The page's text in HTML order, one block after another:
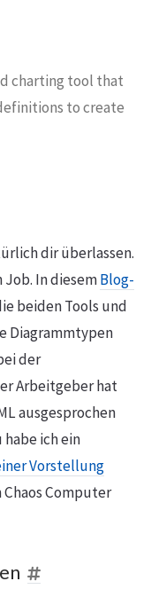
charting tool that
to create
dir überlassen.
Job. In diesemBlog-
beiden Tools und
Diagrammtypen
der
Arbeitgeber hat
ausgesprochen
habe ich ein
Vorstellung
Chaos Computer